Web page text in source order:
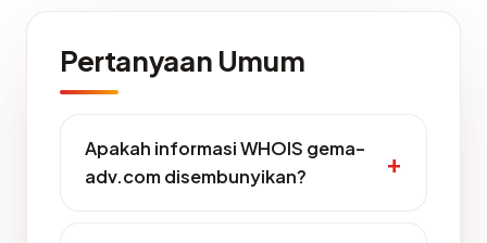
Pertanyaan Umum
Apakah informasi WHOIS gema-
adv.com disembunyikan?